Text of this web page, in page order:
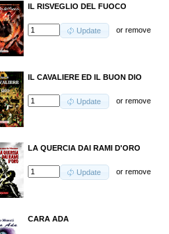
IL RISVEGLIO DEL FUOCO
Update orremove
IL CAVALIERE ED IL BUON DIO
Update orremove
LA QUERCIA DAI RAMI D'ORO
Update orremove
CARA ADA